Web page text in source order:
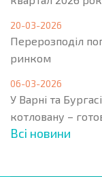
20-03-2026
Перерозподіл
ринком
06-03-2026
У Варні та
котловану –
Всі новини